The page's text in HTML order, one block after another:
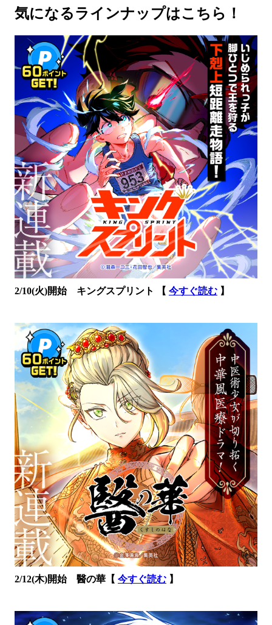
気になるラインナップはこちら！
2/10(火)開始 キングスプリント 【 今すぐ読む 】
2/12(木)開始 醫の華【 今すぐ読む 】